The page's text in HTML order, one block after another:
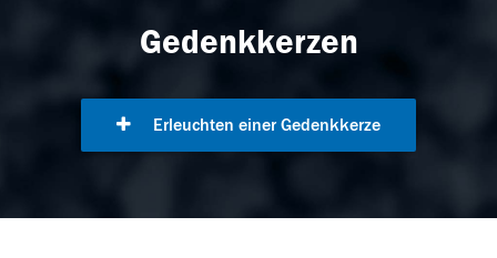
Gedenkkerzen
Erleuchten einer Gedenkkerze